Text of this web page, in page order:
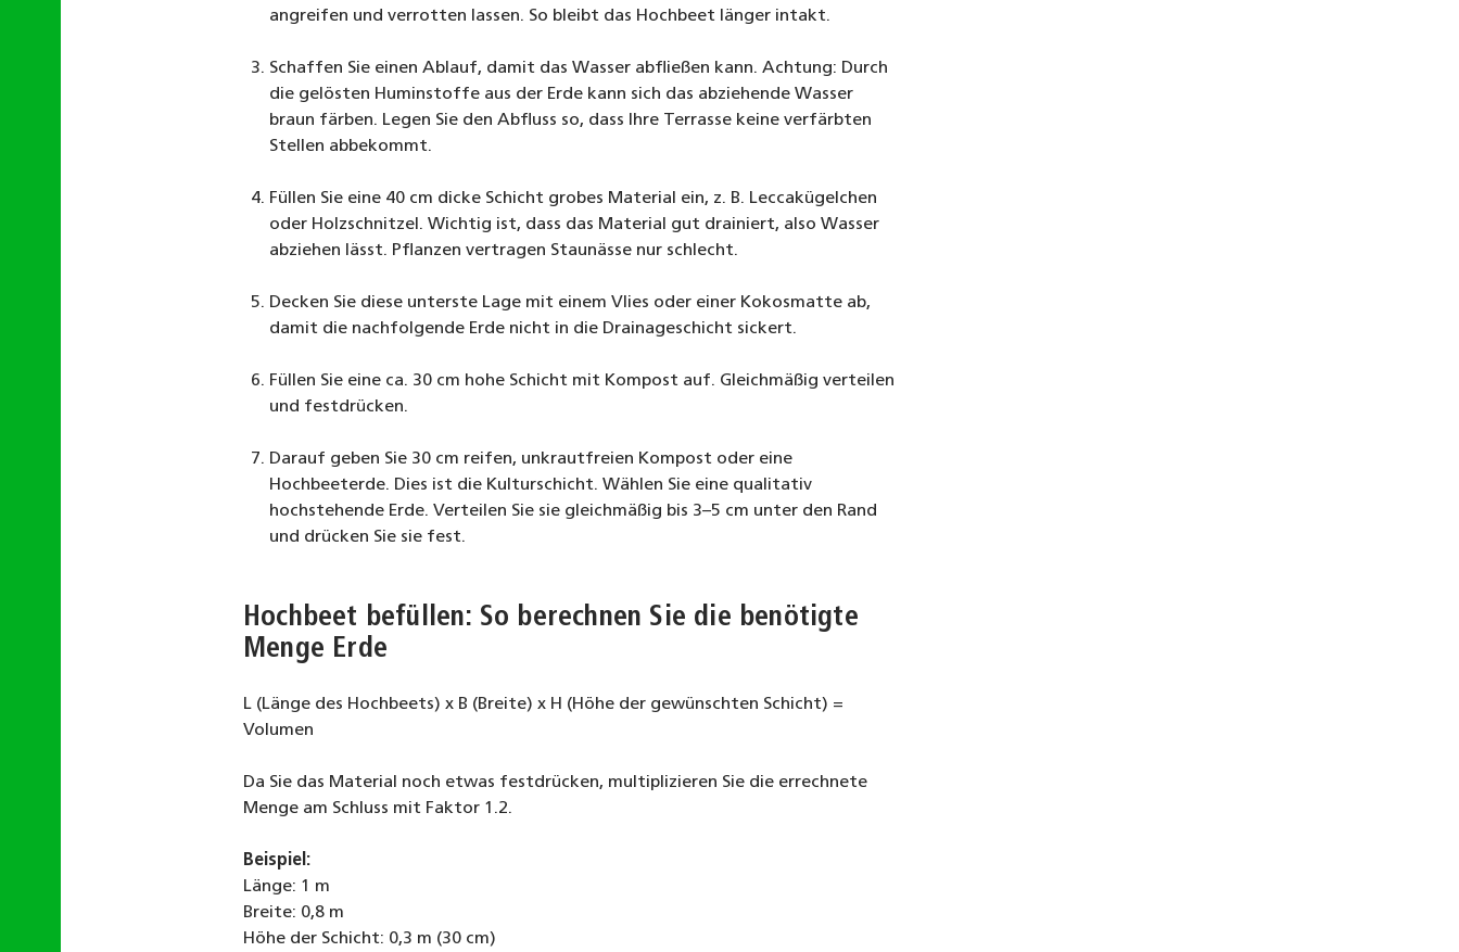
angreifen und verrotten lassen. So bleibt das Hochbeet länger intakt.
Schaffen Sie einen Ablauf, damit das Wasser abfließen kann. Achtung: Durch
die gelösten Huminstoffe aus der Erde kann sich das abziehende Wasser
braun färben. Legen Sie den Abfluss so, dass Ihre Terrasse keine verfärbten
Stellen abbekommt.
Füllen Sie eine 40 cm dicke Schicht grobes Material ein, z. B. Leccakügelchen
oder Holzschnitzel. Wichtig ist, dass das Material gut drainiert, also Wasser
abziehen lässt. Pflanzen vertragen Staunässe nur schlecht.
Decken Sie diese unterste Lage mit einem Vlies oder einer Kokosmatte ab,
damit die nachfolgende Erde nicht in die Drainageschicht sickert.
Füllen Sie eine ca. 30 cm hohe Schicht mit Kompost auf. Gleichmäßig verteilen
und festdrücken.
Darauf geben Sie 30 cm reifen, unkrautfreien Kompost oder eine
Hochbeeterde. Dies ist die Kulturschicht. Wählen Sie eine qualitativ
hochstehende Erde. Verteilen Sie sie gleichmäßig bis 3–5 cm unter den Rand
und drücken Sie sie fest.
Hochbeet befüllen: So berechnen Sie die benötigte
Menge Erde
L (Länge des Hochbeets) x B (Breite) x H (Höhe der gewünschten Schicht) =
Volumen
Da Sie das Material noch etwas festdrücken, multiplizieren Sie die errechnete
Menge am Schluss mit Faktor 1.2.
Beispiel:
Länge: 1 m
Breite: 0,8 m
Höhe der Schicht: 0,3 m (30 cm)